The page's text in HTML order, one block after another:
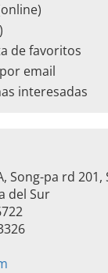
de favoritos
email
interesadas
Song-pa rd 201,
del Sur